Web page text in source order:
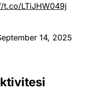
t.co/LTiJHW049j
14, 2025